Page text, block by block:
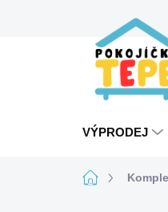
VÝPRODEJ
Domů